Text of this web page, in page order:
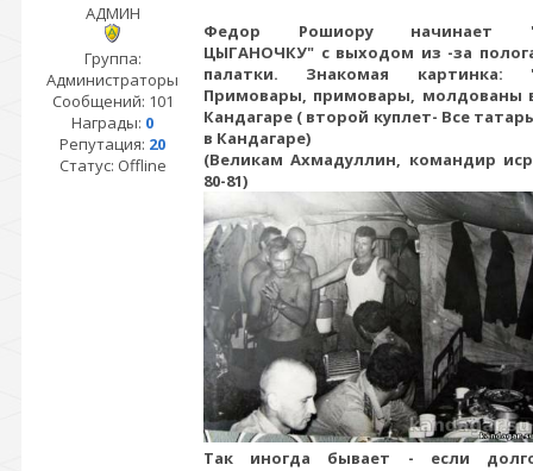
АДМИН
Группа:
Администраторы
Сообщений: 101
Награды: 0
Репутация: 20
Статус: Offline
Федор Рошиору начинает
ЦЫГАНОЧКУ" с выходом из -за
палатки. Знакомая картинка:
Примовары, примовары, молдованы
Кандагаре ( второй куплет- Все
в Кандагаре)
(Великам Ахмадуллин, командир
80-81)
Так иногда бывает - если